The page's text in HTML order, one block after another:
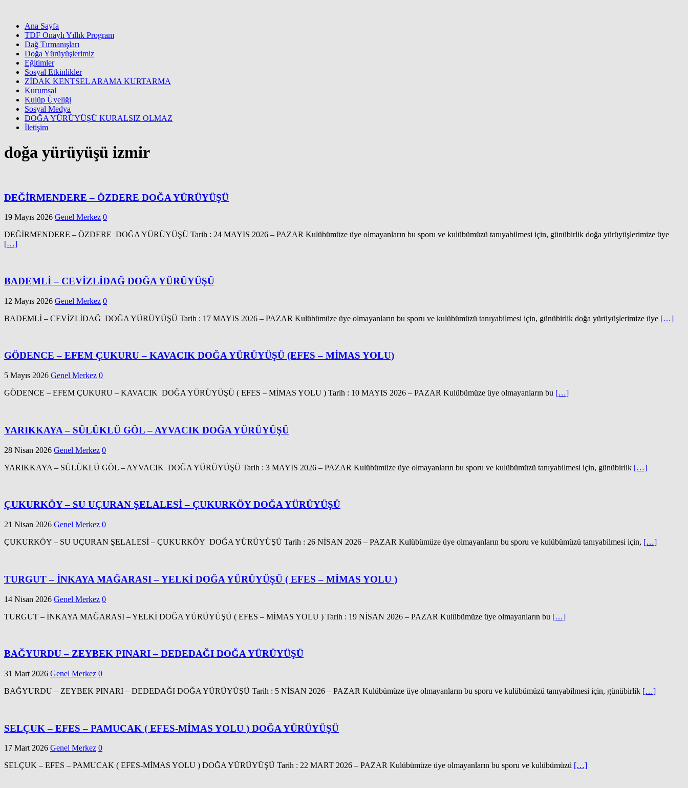
Ana Sayfa
TDF Onaylı Yıllık Program
Dağ Tırmanışları
Doğa Yürüyüşlerimiz
Eğitimler
Sosyal Etkinlikler
ZİDAK KENTSEL ARAMA KURTARMA
Kurumsal
Kulüp Üyeliği
Sosyal Medya
DOĞA YÜRÜYÜŞÜ KURALSIZ OLMAZ
İletişim
doğa yürüyüşü izmir
DEĞİRMENDERE – ÖZDERE DOĞA YÜRÜYÜŞÜ
19 Mayıs 2026 Genel Merkez 0
DEĞİRMENDERE – ÖZDERE DOĞA YÜRÜYÜŞÜ Tarih : 24 MAYIS 2026 – PAZAR Kulübümüze üye olmayanların bu sporu ve kulübümüzü tanıyabilmesi için, günübirlik doğa yürüyüşlerimize üye
[…]
BADEMLİ – CEVİZLİDAĞ DOĞA YÜRÜYÜŞÜ
12 Mayıs 2026 Genel Merkez 0
BADEMLİ – CEVİZLİDAĞ DOĞA YÜRÜYÜŞÜ Tarih : 17 MAYIS 2026 – PAZAR Kulübümüze üye olmayanların bu sporu ve kulübümüzü tanıyabilmesi için, günübirlik doğa yürüyüşlerimize üye […]
GÖDENCE – EFEM ÇUKURU – KAVACIK DOĞA YÜRÜYÜŞÜ (EFES – MİMAS YOLU)
5 Mayıs 2026 Genel Merkez 0
GÖDENCE – EFEM ÇUKURU – KAVACIK DOĞA YÜRÜYÜŞÜ ( EFES – MİMAS YOLU ) Tarih : 10 MAYIS 2026 – PAZAR Kulübümüze üye olmayanların bu […]
YARIKKAYA – SÜLÜKLÜ GÖL – AYVACIK DOĞA YÜRÜYÜŞÜ
28 Nisan 2026 Genel Merkez 0
YARIKKAYA – SÜLÜKLÜ GÖL – AYVACIK DOĞA YÜRÜYÜŞÜ Tarih : 3 MAYIS 2026 – PAZAR Kulübümüze üye olmayanların bu sporu ve kulübümüzü tanıyabilmesi için, günübirlik […]
ÇUKURKÖY – SU UÇURAN ŞELALESİ – ÇUKURKÖY DOĞA YÜRÜYÜŞÜ
21 Nisan 2026 Genel Merkez 0
ÇUKURKÖY – SU UÇURAN ŞELALESİ – ÇUKURKÖY DOĞA YÜRÜYÜŞÜ Tarih : 26 NİSAN 2026 – PAZAR Kulübümüze üye olmayanların bu sporu ve kulübümüzü tanıyabilmesi için, […]
TURGUT – İNKAYA MAĞARASI – YELKİ DOĞA YÜRÜYÜŞÜ ( EFES – MİMAS YOLU )
14 Nisan 2026 Genel Merkez 0
TURGUT – İNKAYA MAĞARASI – YELKİ DOĞA YÜRÜYÜŞÜ ( EFES – MİMAS YOLU ) Tarih : 19 NİSAN 2026 – PAZAR Kulübümüze üye olmayanların bu […]
BAĞYURDU – ZEYBEK PINARI – DEDEDAĞI DOĞA YÜRÜYÜŞÜ
31 Mart 2026 Genel Merkez 0
BAĞYURDU – ZEYBEK PINARI – DEDEDAĞI DOĞA YÜRÜYÜŞÜ Tarih : 5 NİSAN 2026 – PAZAR Kulübümüze üye olmayanların bu sporu ve kulübümüzü tanıyabilmesi için, günübirlik […]
SELÇUK – EFES – PAMUCAK ( EFES-MİMAS YOLU ) DOĞA YÜRÜYÜŞÜ
17 Mart 2026 Genel Merkez 0
SELÇUK – EFES – PAMUCAK ( EFES-MİMAS YOLU ) DOĞA YÜRÜYÜŞÜ Tarih : 22 MART 2026 – PAZAR Kulübümüze üye olmayanların bu sporu ve kulübümüzü […]